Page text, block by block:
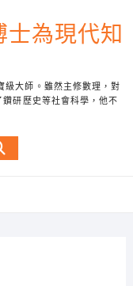
為現代知
級大師。雖然主修數理，對
研歷史等社會科學，他不